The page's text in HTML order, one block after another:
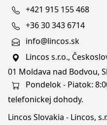
+421 915 155 468
+36 30 343 6714
info@lincos.sk
Lincos s.r.o.,
01 Moldava nad Bodvou,
Pondelok - Piatok:
telefonickej dohody.
Lincos Slovakia - Lincos,